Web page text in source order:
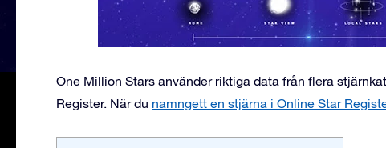
One Million Stars använder riktiga data från flera
Register. När du namngett en stjärna i Online Star